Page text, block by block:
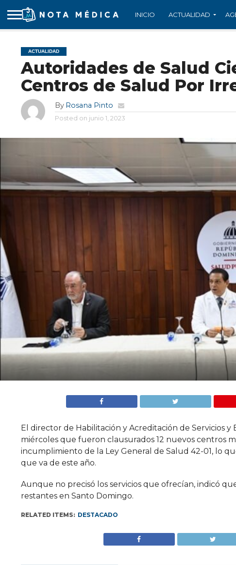
INICIO ACTUALIDAD
ACTUALIDAD
Autoridades de Salud
Centros de Salud Por
By Rosana Pinto
Posted on junio 1, 2023
El director de Habilitación y Acreditación de Servicios
miércoles que fueron clausurados 12 nuevos centros
incumplimiento de la Ley General de Salud 42-01, lo
que va de este año.
Aunque no precisó los servicios que ofrecían, indicó
restantes en Santo Domingo.
RELATED ITEMS: DESTACADO